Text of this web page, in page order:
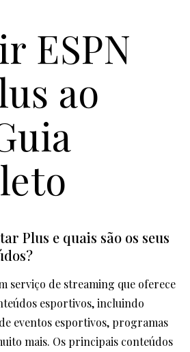
ESPN
ao
Plus e quais são os seus
serviço de streaming que oferece
esportivos, incluindo
eventos esportivos, programas
mais. Os principais conteúdos